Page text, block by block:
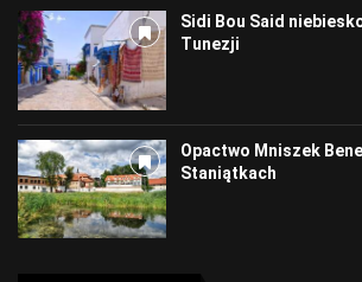
Sidi Bou Said
Tunezji
Opactwo Mniszek
Staniątkach